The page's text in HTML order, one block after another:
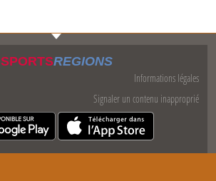
SPORTSREGIONS
Informations légales
Signaler un contenu inapproprié